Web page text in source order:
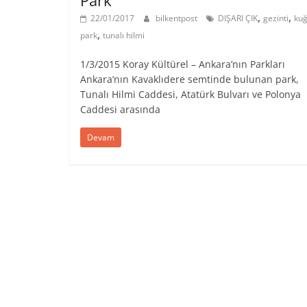
22/01/2017 bilkentpost DIŞARI ÇIK, gezinti,
park, tunalı hilmi
1/3/2015 Koray Kültürel – Ankara’nın Parkları
Ankara’nın Kavaklıdere semtinde bulunan park,
Tunalı Hilmi Caddesi, Atatürk Bulvarı ve Polonya
Caddesi arasında
Devam